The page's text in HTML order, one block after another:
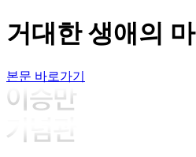
거대한 생애의
본문 바로가기